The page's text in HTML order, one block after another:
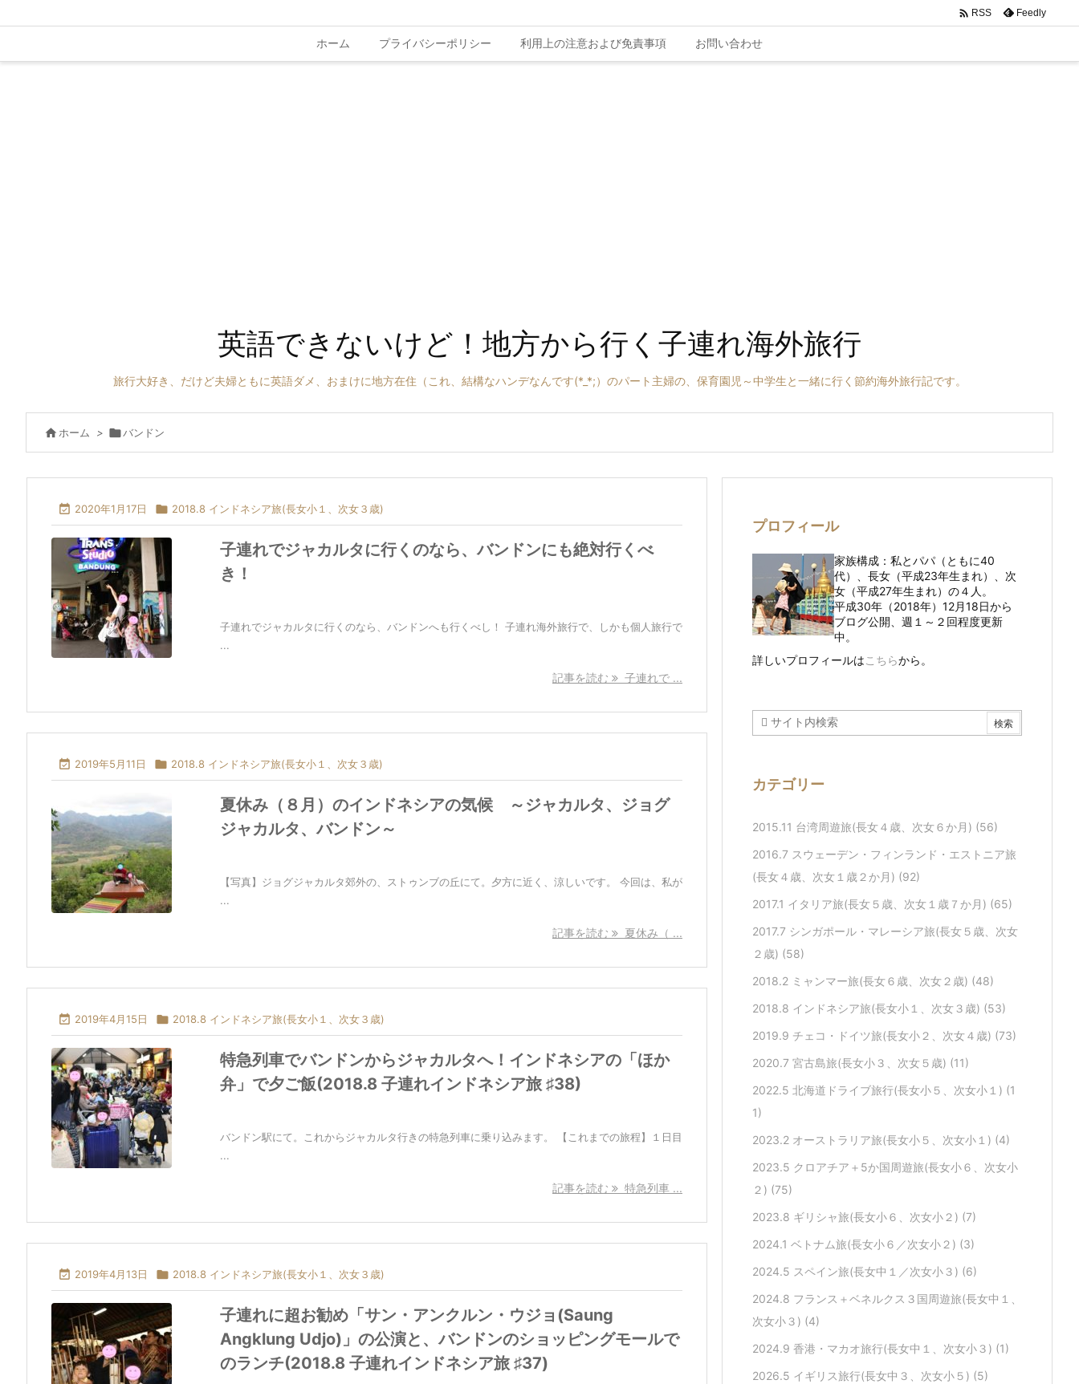
ホーム プライバシーポリシー 利用上の注意および免責事項 お問い合わせ
 RSS Feedly
英語できないけど！地方から行く子連れ海外旅行
旅行大好き、だけど夫婦ともに英語ダメ、おまけに地方在住（これ、結構なハンデなんです(*_*;）のパート主婦の、保育園児～中学生と一緒に行く節約海外旅行記です。
 ホーム > バンドン
 2020年1月17日  2018.8 インドネシア旅(長女小１、次女３歳)
子連れでジャカルタに行くのなら、バンドンにも絶対行くべ
き！
子連れでジャカルタに行くのなら、バンドンへも行くべし！ 子連れ海外旅行で、しかも個人旅行で
...
記事を読む 子連れで ...
 2019年5月11日  2018.8 インドネシア旅(長女小１、次女３歳)
夏休み（８月）のインドネシアの気候 ～ジャカルタ、ジョグ
ジャカルタ、バンドン～
【写真】ジョグジャカルタ郊外の、ストゥンブの丘にて。夕方に近く、涼しいです。 今回は、私が
...
記事を読む 夏休み（ ...
 2019年4月15日  2018.8 インドネシア旅(長女小１、次女３歳)
特急列車でバンドンからジャカルタへ！インドネシアの「ほか
弁」で夕ご飯(2018.8 子連れインドネシア旅 ♯38)
バンドン駅にて。これからジャカルタ行きの特急列車に乗り込みます。 【これまでの旅程】１日目
...
記事を読む 特急列車 ...
 2019年4月13日  2018.8 インドネシア旅(長女小１、次女３歳)
子連れに超お勧め「サン・アンクルン・ウジョ(Saung
Angklung Udjo)」の公演と、バンドンのショッピングモールで
のランチ(2018.8 子連れインドネシア旅 ♯37)
プロフィール
家族構成：私とパパ（ともに40
代）、長女（平成23年生まれ）、次
女（平成27年生まれ）の４人。
平成30年（2018年）12月18日から
ブログ公開、週１～２回程度更新
中。
詳しいプロフィールは こちらから。
カテゴリー
2015.11 台湾周遊旅(長女４歳、次女６か月) (56)
2016.7 スウェーデン・フィンランド・エストニア旅
(長女４歳、次女１歳２か月) (92)
2017.1 イタリア旅(長女５歳、次女１歳７か月) (65)
2017.7 シンガポール・マレーシア旅(長女５歳、次女
２歳) (58)
2018.2 ミャンマー旅(長女６歳、次女２歳) (48)
2018.8 インドネシア旅(長女小１、次女３歳) (53)
2019.9 チェコ・ドイツ旅(長女小２、次女４歳) (73)
2020.7 宮古島旅(長女小３、次女５歳) (11)
2022.5 北海道ドライブ旅行(長女小５、次女小１) (1
1)
2023.2 オーストラリア旅(長女小５、次女小１) (4)
2023.5 クロアチア＋5か国周遊旅(長女小６、次女小
２) (75)
2023.8 ギリシャ旅(長女小６、次女小２) (7)
2024.1 ベトナム旅(長女小６／次女小２) (3)
2024.5 スペイン旅(長女中１／次女小３) (6)
2024.8 フランス＋ベネルクス３国周遊旅(長女中１、
次女小３) (4)
2024.9 香港・マカオ旅行(長女中１、次女小３) (1)
2026.5 イギリス旅行(長女中３、次女小５) (5)